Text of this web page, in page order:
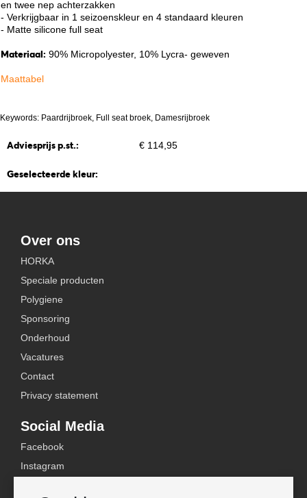
en twee nep achterzakken
- Verkrijgbaar in 1 seizoenskleur en 4 standaard kleuren
- Matte silicone full seat
Materiaal: 90% Micropolyester, 10% Lycra- geweven
Maattabel
Keywords: Paardrijbroek, Full seat broek, Damesrijbroek
Adviesprijs p.st.: € 114,95
Geselecteerde kleur:
Over ons
HORKA
Speciale producten
Polygiene
Sponsoring
Onderhoud
Vacatures
Contact
Privacy statement
Social Media
Facebook
Instagram